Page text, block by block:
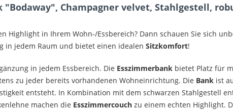
Champagner velvet, Stahlgestell,
Highlight in Ihrem Wohn-/Essbereich? Dann schauen Sie sich
in jedem Raum und bietet einen idealen Sitzkomfort!
in jedem Essbereich. Die Esszimmerbank bietet Platz für
zu jeder bereits vorhandenen Wohneinrichtung. Die Bank ist
entsteht. In Kombination mit dem schwarzen Stahlgestell
machen die Esszimmercouch zu einem echten Highlight.